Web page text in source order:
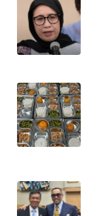
WN
PAPUA
BARAT
WN
RIAU
WN
SERAMBI
WN
JAMBI